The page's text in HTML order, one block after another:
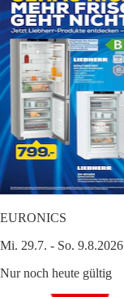
EURONICS
Mi. 29.7. - So. 9.8.2026
Nur noch heute gültig